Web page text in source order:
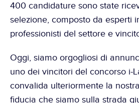
400 candidature sono state
selezione, composto da esperti
professionisti del settore e
Oggi, siamo orgogliosi di
uno dei vincitori del concorso i-
convalida ulteriormente la
fiducia che siamo sulla strada